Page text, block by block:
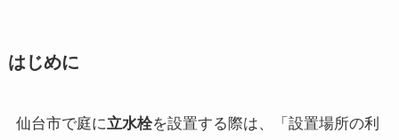
はじめに
仙台市で庭に立水栓を設置する際は、「設置場所の利